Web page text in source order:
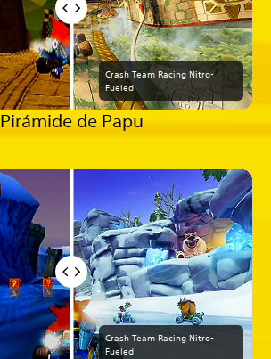
Crash Team Racing Nitro-
Fueled
Pirámide de Papu
Crash Team Racing Nitro-
Fueled